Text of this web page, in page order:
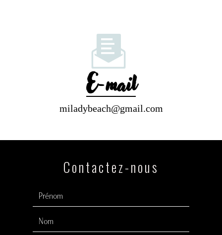
E-mail
miladybeach@gmail.com
Contactez-nous